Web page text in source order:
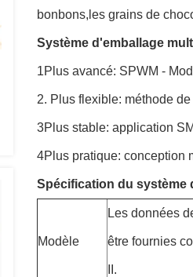
bonbons,les grains de
Système d'emballage
1Plus avancé: SPWM -
2. Plus flexible: méthode
3Plus stable: application
4Plus pratique: conception
Spécification du système
Modèle
Les données
être fournies
II.